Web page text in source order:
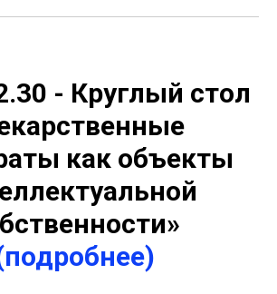
- Круглый стол
как объекты